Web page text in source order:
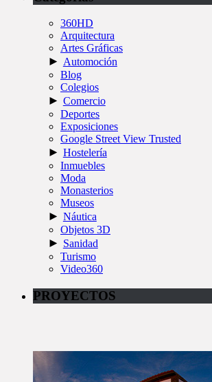
360HD
Arquitectura
Artes Gráficas
► Automoción
Blog
Colegios
► Comercio
Deportes
Exposiciones
Google Street View Trusted
► Hostelería
Inmuebles
Moda
Monasterios
Museos
► Náutica
Objetos 3D
► Sanidad
Turismo
Video360
PROYECTOS